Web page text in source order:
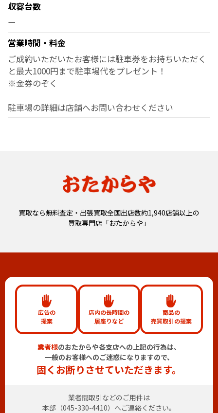
収容台数
ー
営業時間・料金
ご成約いただいたお客様には駐車券をお持ちいただく
と最大1000円まで駐車場代をプレゼント！
※金券のぞく
駐車場の詳細は店舗へお問い合わせください
買取なら無料査定・出張買取全国出店数約1,940店舗以上の
買取専門店「おたからや」
広告の
提案
店内の長時間の
居座りなど
商品の
売買取引の提案
業者様のおたからや各支店への上記の行為は、
一般のお客様へのご迷惑になりますので、
固くお断りさせていただきます。
業者間取引などのご用件は
本部（045-330-4410）へご連絡ください。